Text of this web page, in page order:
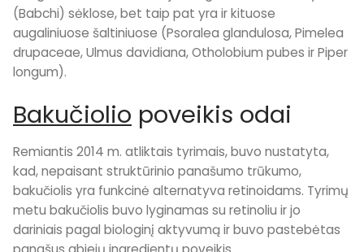
(Babchi) sėklose, bet taip pat yra ir kituose
augaliniuose šaltiniuose (Psoralea glandulosa, Pimelea
drupaceae, Ulmus davidiana, Otholobium pubes ir Piper
longum).
Bakučiolio poveikis odai
Remiantis 2014 m. atliktais tyrimais, buvo nustatyta,
kad, nepaisant struktūrinio panašumo trūkumo,
bakučiolis yra funkcinė alternatyva retinoidams. Tyrimų
metu bakučiolis buvo lyginamas su retinoliu ir jo
dariniais pagal biologinį aktyvumą ir buvo pastebėtas